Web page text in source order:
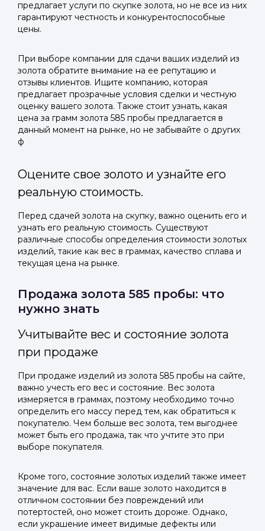
предлагает услуги по скупке золота, но не все из них
гарантируют честность и конкурентоспособные
цены.
При выборе компании для сдачи ваших изделий из
золота обратите внимание на ее репутацию и
отзывы клиентов. Ищите компанию, которая
предлагает прозрачные условия сделки и честную
оценку вашего золота. Также стоит узнать, какая
цена за грамм золота 585 пробы предлагается в
данный момент на рынке, но не забывайте о других
ф
Оцените свое золото и узнайте его
реальную стоимость.
Перед сдачей золота на скупку, важно оценить его и
узнать его реальную стоимость. Существуют
различные способы определения стоимости золотых
изделий, такие как вес в граммах, качество сплава и
текущая цена на рынке.
Продажа золота 585 пробы: что
нужно знать
Учитывайте вес и состояние золота
при продаже
При продаже изделий из золота 585 пробы на сайте,
важно учесть его вес и состояние. Вес золота
измеряется в граммах, поэтому необходимо точно
определить его массу перед тем, как обратиться к
покупателю. Чем больше вес золота, тем выгоднее
может быть его продажа, так что учтите это при
выборе покупателя.
Кроме того, состояние золотых изделий также имеет
значение для вас. Если ваше золото находится в
отличном состоянии без повреждений или
потертостей, оно может стоить дороже. Однако,
если украшение имеет видимые дефекты или